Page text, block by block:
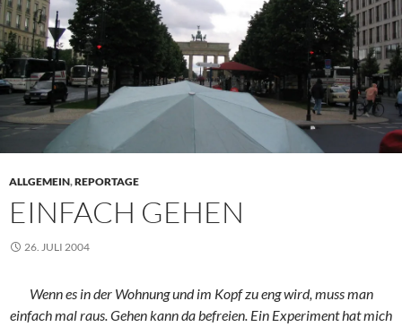
ALLGEMEIN,REPORTAGE
EINFACH GEHEN
26. JULI 2004
Wenn es in der Wohnung und im Kopf zu eng wird, muss man
einfach mal raus. Gehen kann da befreien. Ein Experiment hat mich